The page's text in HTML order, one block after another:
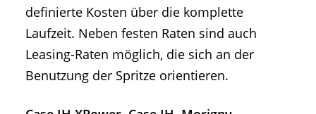
definierte Kosten über die komplette
Laufzeit. Neben festen Raten sind auch
Leasing-Raten möglich, die sich an der
Benutzung der Spritze orientieren.